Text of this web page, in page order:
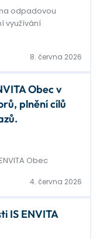
odpadovou
využívání
8. června 2026
Obec v
plnění cílů
Obec
4. června 2026
IS ENVITA